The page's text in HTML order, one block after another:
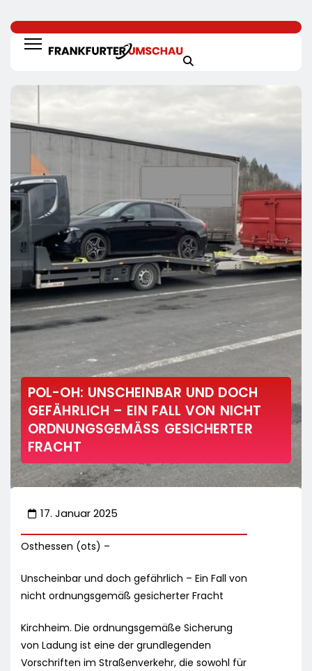
POL-OH: UNSCHEINBAR UND DOCH
GEFÄHRLICH – EIN FALL VON NICHT
ORDNUNGSGEMÄSS GESICHERTER F
RACHT
17. Januar 2025
Osthessen (ots) –
Unscheinbar und doch gefährlich – Ein Fall von
nicht ordnungsgemäß gesicherter Fracht
Kirchheim. Die ordnungsgemäße Sicherung
von Ladung ist eine der grundlegenden
Vorschriften im Straßenverkehr, die sowohl für